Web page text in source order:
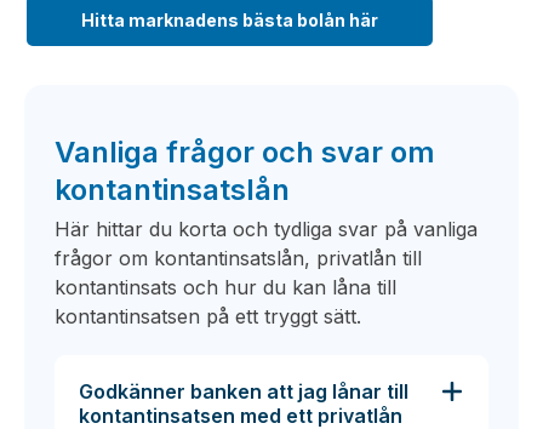
Hitta marknadens bästa bolån här
Vanliga frågor och svar om
kontantinsatslån
Här hittar du korta och tydliga svar på vanliga
frågor om kontantinsatslån, privatlån till
kontantinsats och hur du kan låna till
kontantinsatsen på ett tryggt sätt.
Godkänner banken att jag lånar till
kontantinsatsen med ett privatlån